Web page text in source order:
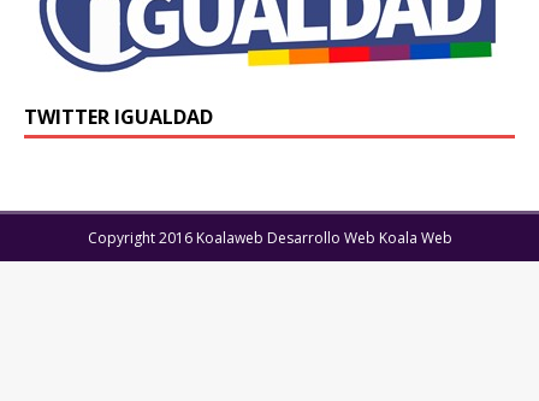
TWITTER IGUALDAD
Copyright 2016 Koalaweb Desarrollo Web Koala Web